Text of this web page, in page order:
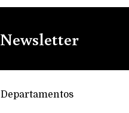
Newsletter
Departamentos